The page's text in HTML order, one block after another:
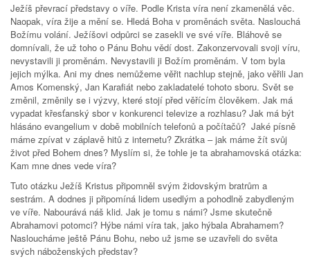
Ježíš převrací představy o víře. Podle Krista víra není zkamenělá věc.
Naopak, víra žije a mění se. Hledá Boha v proměnách světa. Naslouchá
Božímu volání. Ježíšovi odpůrci se zasekli ve své víře. Bláhově se
domnívali, že už toho o Pánu Bohu vědí dost. Zakonzervovali svoji víru,
nevystavili ji proměnám. Nevystavili ji Božím proměnám. V tom byla
jejich mýlka. Ani my dnes nemůžeme věřit nachlup stejně, jako věřili Jan
Amos Komenský, Jan Karafiát nebo zakladatelé tohoto sboru. Svět se
změnil, změnily se i výzvy, které stojí před věřícím člověkem. Jak má
vypadat křesťanský sbor v konkurenci televize a rozhlasu? Jak má být
hlásáno evangelium v době mobilních telefonů a počítačů? Jaké písně
máme zpívat v záplavě hitů z internetu? Zkrátka – jak máme žít svůj
život před Bohem dnes? Myslím si, že tohle je ta abrahamovská otázka:
Kam mne dnes vede víra?
Tuto otázku Ježíš Kristus připomněl svým židovským bratrům a
sestrám. A dodnes ji připomíná lidem usedlým a pohodlně zabydleným
ve víře. Nabourává náš klid. Jak je tomu s námi? Jsme skutečně
Abrahamovi potomci? Hýbe námi víra tak, jako hýbala Abrahamem?
Nasloucháme ještě Pánu Bohu, nebo už jsme se uzavřeli do světa
svých náboženských představ?